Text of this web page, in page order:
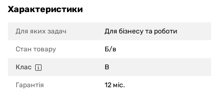
Характеристики
Для яких задач Для бізнесу та роботи
Стан товару Б/в
Клас B
Гарантія 12 міс.